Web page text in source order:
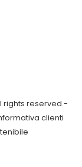
rights reserved -
clienti